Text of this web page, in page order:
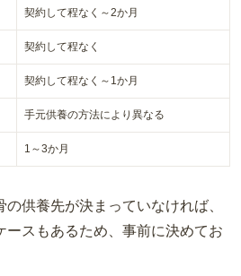
契約して程なく～2か月
契約して程なく
契約して程なく～1か月
手元供養の方法により異なる
1～3か月
供養先が決まっていなければ、
ースもあるため、事前に決めてお